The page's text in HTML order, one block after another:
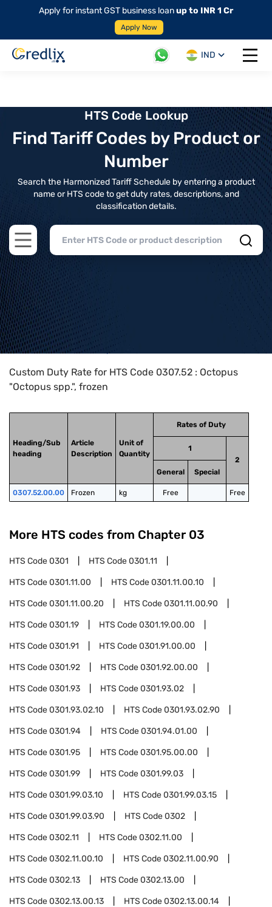
Apply for instant GST business loanup to INR 1 Cr
Apply Now
IND
Open
HTS Code Lookup
Find Tariff Codes by Product or
Number
Search the Harmonized Tariff Schedule by entering a product
name or HTS code to get duty rates, descriptions, and
classification details.
Open main menu
Home>HTS Codes> Chapter
Custom Duty Rate for HTS Code 0307.52 : Octopus
"Octopus spp.", frozen
Heading/Sub
heading
Article
Description
Unit of
Quantity
Rates of Duty
1
2
General
Special
0307.52.00.00 Frozen kg Free Free
More HTS codes from Chapter 03
HTS Code0301 HTS Code0301.11
HTS Code0301.11.00 HTS Code0301.11.00.10
HTS Code0301.11.00.20 HTS Code0301.11.00.90
HTS Code0301.19 HTS Code0301.19.00.00
HTS Code0301.91 HTS Code0301.91.00.00
HTS Code0301.92 HTS Code0301.92.00.00
HTS Code0301.93 HTS Code0301.93.02
HTS Code0301.93.02.10 HTS Code0301.93.02.90
HTS Code0301.94 HTS Code0301.94.01.00
HTS Code0301.95 HTS Code0301.95.00.00
HTS Code0301.99 HTS Code0301.99.03
HTS Code0301.99.03.10 HTS Code0301.99.03.15
HTS Code0301.99.03.90 HTS Code0302
HTS Code0302.11 HTS Code0302.11.00
HTS Code0302.11.00.10 HTS Code0302.11.00.90
HTS Code0302.13 HTS Code0302.13.00
HTS Code0302.13.00.13 HTS Code0302.13.00.14